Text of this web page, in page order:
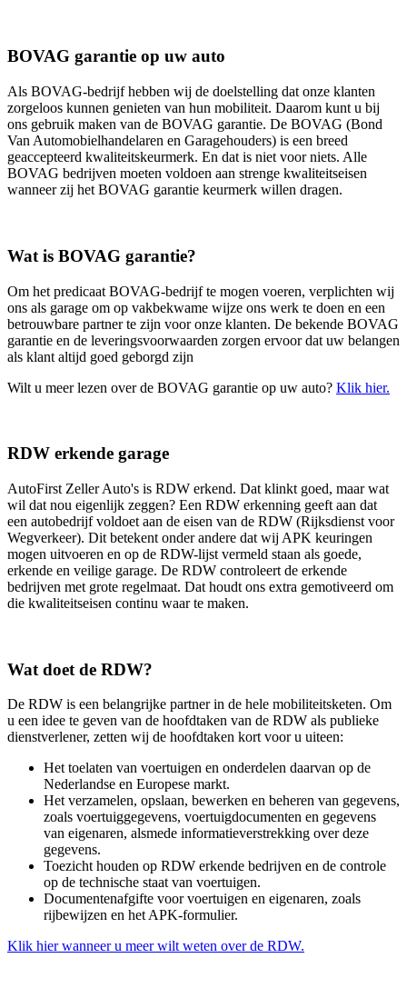
BOVAG garantie op uw auto
Als BOVAG-bedrijf hebben wij de doelstelling dat onze klanten
zorgeloos kunnen genieten van hun mobiliteit. Daarom kunt u bij
ons gebruik maken van de BOVAG garantie. De BOVAG (Bond
Van Automobielhandelaren en Garagehouders) is een breed
geaccepteerd kwaliteitskeurmerk. En dat is niet voor niets. Alle
BOVAG bedrijven moeten voldoen aan strenge kwaliteitseisen
wanneer zij het BOVAG garantie keurmerk willen dragen.
Wat is BOVAG garantie?
Om het predicaat BOVAG-bedrijf te mogen voeren, verplichten wij
ons als garage om op vakbekwame wijze ons werk te doen en een
betrouwbare partner te zijn voor onze klanten. De bekende BOVAG
garantie en de leveringsvoorwaarden zorgen ervoor dat uw belangen
als klant altijd goed geborgd zijn
Wilt u meer lezen over de BOVAG garantie op uw auto? Klik hier.
RDW erkende garage
AutoFirst Zeller Auto's is RDW erkend. Dat klinkt goed, maar wat
wil dat nou eigenlijk zeggen? Een RDW erkenning geeft aan dat
een autobedrijf voldoet aan de eisen van de RDW (Rijksdienst voor
Wegverkeer). Dit betekent onder andere dat wij APK keuringen
mogen uitvoeren en op de RDW-lijst vermeld staan als goede,
erkende en veilige garage. De RDW controleert de erkende
bedrijven met grote regelmaat. Dat houdt ons extra gemotiveerd om
die kwaliteitseisen continu waar te maken.
Wat doet de RDW?
De RDW is een belangrijke partner in de hele mobiliteitsketen. Om
u een idee te geven van de hoofdtaken van de RDW als publieke
dienstverlener, zetten wij de hoofdtaken kort voor u uiteen:
Het toelaten van voertuigen en onderdelen daarvan op de
Nederlandse en Europese markt.
Het verzamelen, opslaan, bewerken en beheren van gegevens,
zoals voertuiggegevens, voertuigdocumenten en gegevens
van eigenaren, alsmede informatieverstrekking over deze
gegevens.
Toezicht houden op RDW erkende bedrijven en de controle
op de technische staat van voertuigen.
Documentenafgifte voor voertuigen en eigenaren, zoals
rijbewijzen en het APK-formulier.
Klik hier wanneer u meer wilt weten over de RDW.